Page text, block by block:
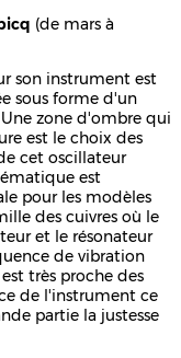
(de mars à
son instrument est
sous forme d'un
zone d'ombre qui
est le choix des
cet oscillateur
est
pour les modèles
des cuivres où le
et le résonateur
de vibration
très proche des
de l'instrument ce
partie la justesse